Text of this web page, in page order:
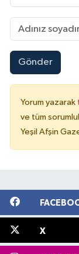
Gönder
Yorum yazarak
ve tüm
Yeşil Afşin
X